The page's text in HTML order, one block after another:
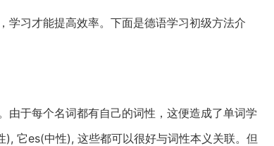
学习才能提高效率。下面是德语学习初级方法介
由于每个名词都有自己的词性，这便造成了单词学
它es(中性), 这些都可以很好与词性本义关联。但